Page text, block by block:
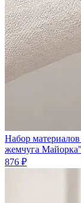
Набор
жемчуга Майорка"
876 ₽